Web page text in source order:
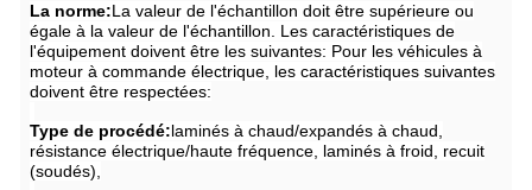
La norme:La valeur de l'échantillon doit être supérieure ou
égale à la valeur de l'échantillon.
Les caractéristiques de
l'équipement doivent être les suivantes: Pour les véhicules à
moteur à commande électrique, les caractéristiques suivantes
doivent être respectées:
Type de procédé:laminés à chaud/expandés à chaud,
résistance électrique/haute fréquence, laminés à froid, recuit
(soudés),